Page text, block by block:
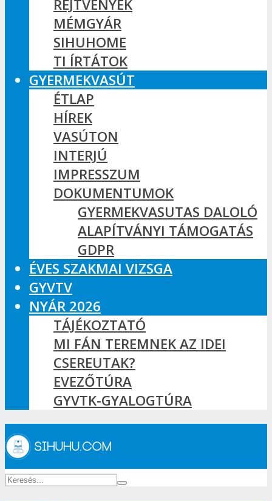
REJTVÉNYEK
MÉMGYÁR
SIHUHOME
TI ÍRTÁTOK
GYERMEKVASÚT
ÉTLAP
HÍREK
VASÚTON
INTERJÚ
IMPRESSZUM
DOKUMENTUMOK
GYERMEKVASUTAS DALOLÓ
ALAPÍTVÁNYI TÁMOGATÁS
GDPR
ÉVES SZAKMAI VIZSGA
GYVTV
NYÁR 2026
TÁJÉKOZTATÓ
MI FÁN TEREMNEK AZ IDEI
CSEREUTAK?
EVEZŐTÚRA
GYVTK-GYALOGTÚRA